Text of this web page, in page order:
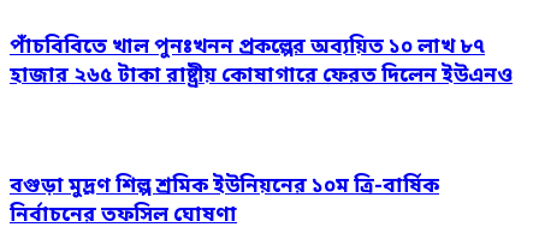
পাঁচবিবিতে খাল পুনঃখনন প্রকল্পের অব্যয়িত ১০ লাখ ৮৭
হাজার ২৬৫ টাকা রাষ্ট্রীয় কোষাগারে ফেরত দিলেন ইউএনও
বগুড়া মুদ্রণ শিল্প শ্রমিক ইউনিয়নের ১০ম ত্রি-বার্ষিক
নির্বাচনের তফসিল ঘোষণা